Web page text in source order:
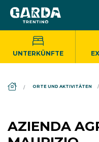
UNTERKÜNFTE
ORTE UND AKTIVITÄTEN
AZIENDA